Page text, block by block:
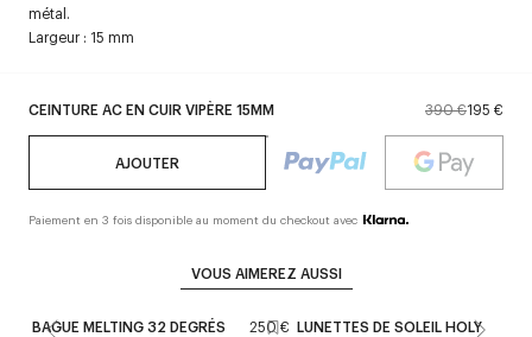
CEINTURE AC EN CUIR VIPÈRE 15MM 390 €195 €
AJOUTER
Paiement en 3 fois disponible au moment du checkout avec
métal.
Largeur : 15 mm
VOUS AIMEREZ AUSSI
BAGUE MELTING 32 DEGRÉS 250 € LUNETTES DE SOLEIL HOLY